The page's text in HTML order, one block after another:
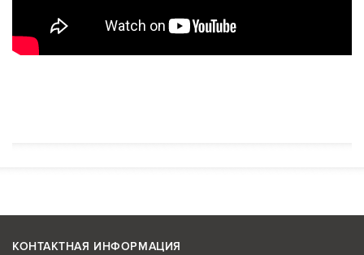
КОНТАКТНАЯ ИНФОРМАЦИЯ